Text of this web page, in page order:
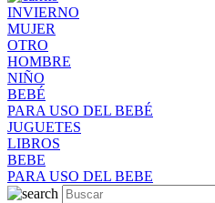
INVIERNO
MUJER
OTRO
HOMBRE
NIÑO
BEBÉ
PARA USO DEL BEBÉ
JUGUETES
LIBROS
BEBE
PARA USO DEL BEBE